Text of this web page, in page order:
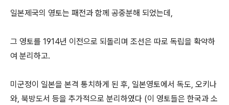
일본제국의 영토는 패전과 함께 공중분해 되었는데,
그 영토를 1914년 이전으로 되돌리며 조선은 따로 독립을 확약하
여 분리하고.
미군정이 일본을 본격 통치하게 된 후, 일본영토에서 독도, 오키나
와, 북방도서 등을 추가적으로 분리하였다 (이 영토들은 한국과 소